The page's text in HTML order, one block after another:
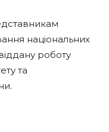
національних
роботу
та